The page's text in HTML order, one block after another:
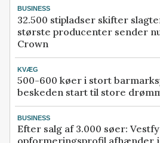
BUSINESS
32.500 stipladser skifter
største producenter sender
Crown
KVÆG
500-600 køer i stort
beskeden start til store
BUSINESS
Efter salg af 3.000 søer: